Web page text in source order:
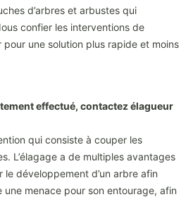
d’arbres et arbustes qui
confier les interventions de
pour une solution plus rapide et moins
effectué, contactez élagueur
qui consiste à couper les
L’élagage a de multiples avantages
développement d’un arbre afin
une menace pour son entourage, afin